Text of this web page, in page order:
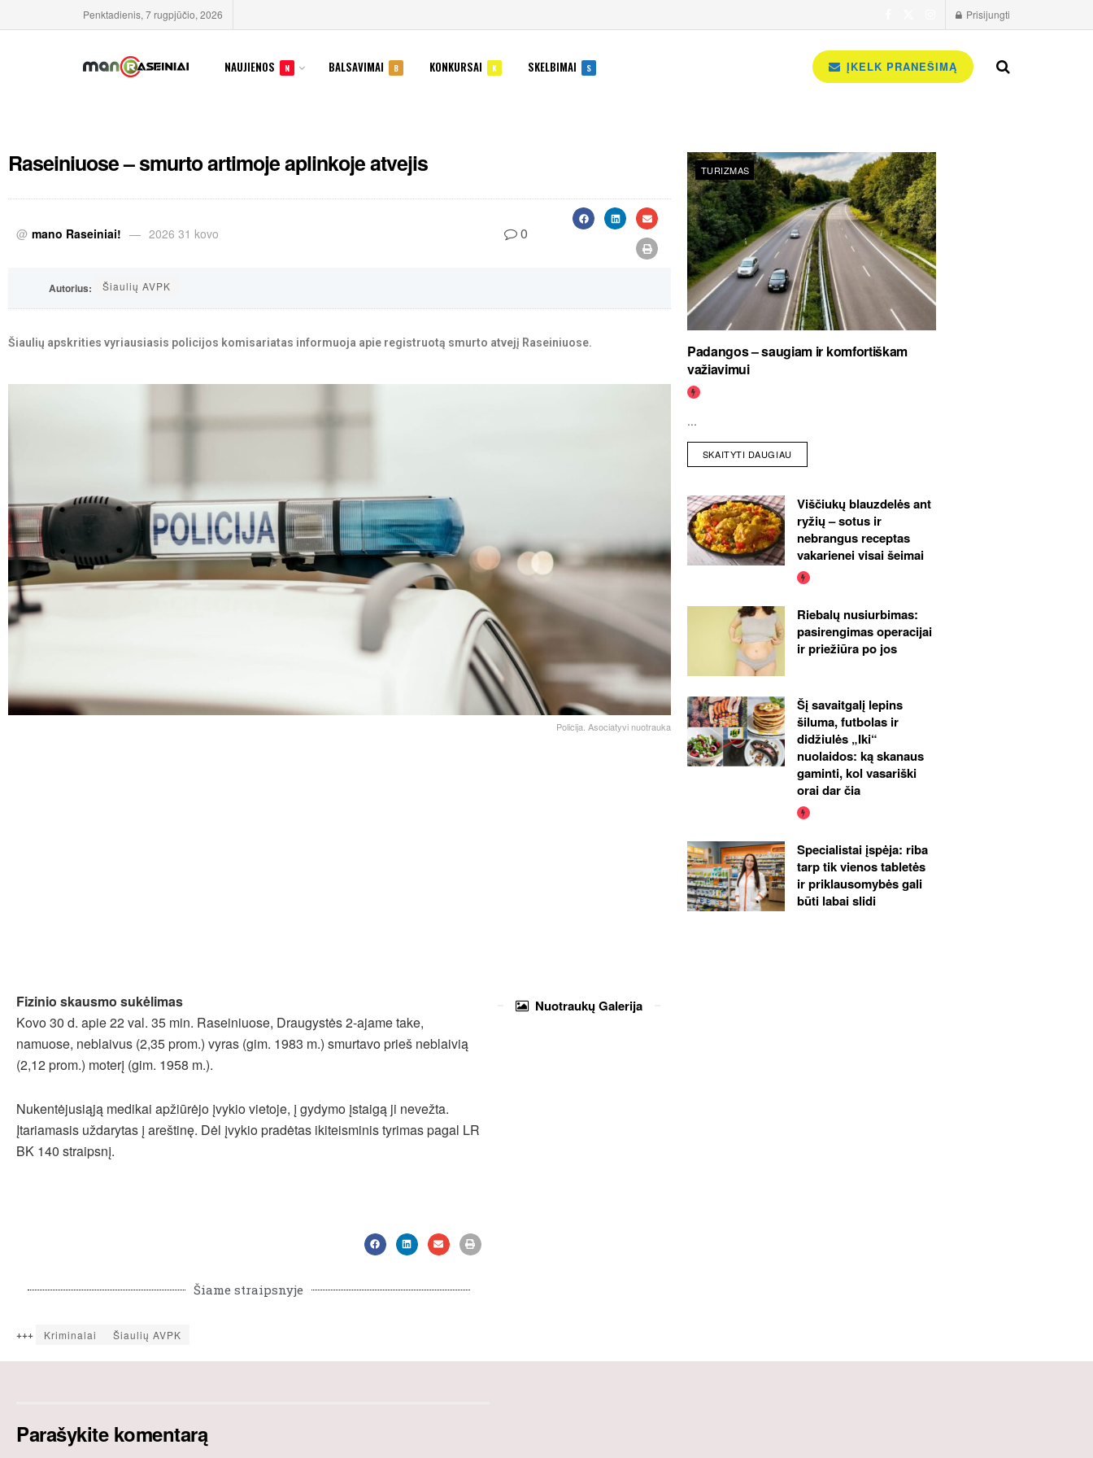
Penktadienis, 7 rugpjūčio, 2026 Prisijungti
NAUJIENOS N BALSAVIMAI B KONKURSAI K SKELBIMAI S ĮKELK PRANEŠIMĄ
Raseiniuose – smurto artimoje aplinkoje atvejis
@ mano Raseiniai! 2026 31 kovo 0
Autorius: Šiaulių AVPK
Šiaulių apskrities vyriausiasis policijos komisariatas informuoja apie registruotą smurto atvejį Raseiniuose.
Policija. Asociatyvi nuotrauka
TURIZMAS
Padangos – saugiam ir komfortiškam
važiavimui
...
SKAITYTI DAUGIAU
Viščiukų blauzdelės ant
ryžių – sotus ir
nebrangus receptas
vakarienei visai šeimai
Riebalų nusiurbimas:
pasirengimas operacijai
ir priežiūra po jos
Šį savaitgalį lepins
šiluma, futbolas ir
didžiulės „Iki“
nuolaidos: ką skanaus
gaminti, kol vasariški
orai dar čia
Specialistai įspėja: riba
tarp tik vienos tabletės
ir priklausomybės gali
būti labai slidi
Fizinio skausmo sukėlimas
Kovo 30 d. apie 22 val. 35 min. Raseiniuose, Draugystės 2-ajame take,
namuose, neblaivus (2,35 prom.) vyras (gim. 1983 m.) smurtavo prieš neblaivią
(2,12 prom.) moterį (gim. 1958 m.).
Nukentėjusiąją medikai apžiūrėjo įvykio vietoje, į gydymo įstaigą ji nevežta.
Įtariamasis uždarytas į areštinę. Dėl įvykio pradėtas ikiteisminis tyrimas pagal LR
BK 140 straipsnį.
Šiame straipsnyje
+++ Kriminalai Šiaulių AVPK
NuotraukųGalerija
Parašykite komentarą